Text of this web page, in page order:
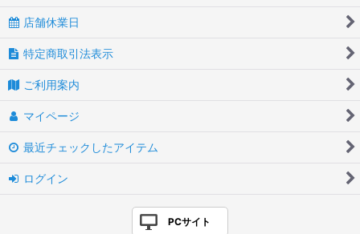
店舗休業日
特定商取引法表示
ご利用案内
マイページ
最近チェックしたアイテム
ログイン
PCサイト